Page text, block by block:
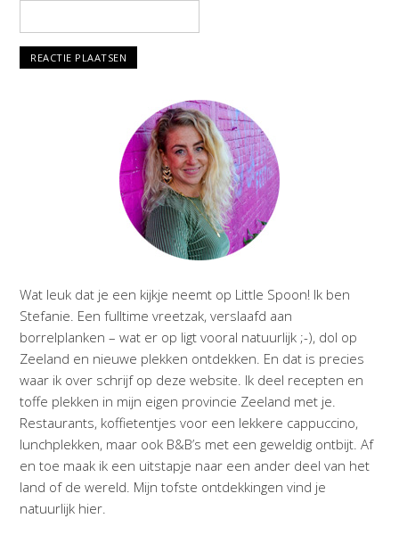
Wat leuk dat je een kijkje neemt op Little Spoon! Ik ben
Stefanie. Een fulltime vreetzak, verslaafd aan
borrelplanken – wat er op ligt vooral natuurlijk ;-), dol op
Zeeland en nieuwe plekken ontdekken. En dat is precies
waar ik over schrijf op deze website. Ik deel recepten en
toffe plekken in mijn eigen provincie Zeeland met je.
Restaurants, koffietentjes voor een lekkere cappuccino,
lunchplekken, maar ook B&B’s met een geweldig ontbijt. Af
en toe maak ik een uitstapje naar een ander deel van het
land of de wereld. Mijn tofste ontdekkingen vind je
natuurlijk hier.